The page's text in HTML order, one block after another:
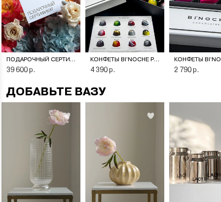
ПОДАРОЧНЫЙ СЕРТИФИКАТ НА ЦВЕТОЧНУЮ ПОДПИСКУ
39 600 р.
КОНФЕТЫ BI’NOCHE PREMIERE
4 390 р. 2 790 р.
ДОБАВЬТЕ ВАЗУ